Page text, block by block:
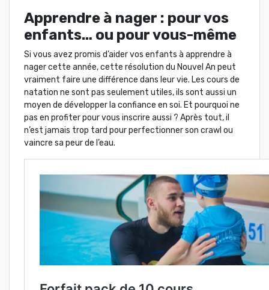
Apprendre à nager : pour vos
enfants… ou pour vous-même
Si vous avez promis d’aider vos enfants à apprendre à
nager cette année, cette résolution du Nouvel An peut
vraiment faire une différence dans leur vie. Les cours de
natation ne sont pas seulement utiles, ils sont aussi un
moyen de développer la confiance en soi. Et pourquoi ne
pas en profiter pour vous inscrire aussi ? Après tout, il
n’est jamais trop tard pour perfectionner son crawl ou
vaincre sa peur de l’eau.